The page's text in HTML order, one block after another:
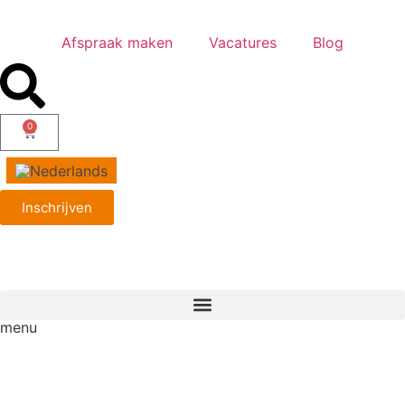
Afspraak maken Vacatures Blog
0
Inschrijven
menu